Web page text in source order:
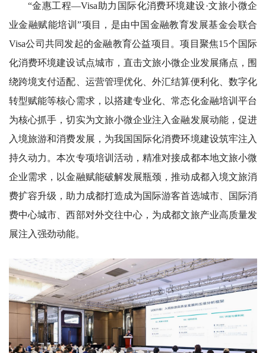
“金惠工程—Visa助力国际化消费环境建设·文旅小微企
业金融赋能培训”项目，是由中国金融教育发展基金会联合
Visa公司共同发起的金融教育公益项目。项目聚焦15个国际
化消费环境建设试点城市，直击文旅小微企业发展痛点，围
绕跨境支付适配、运营管理优化、外汇结算便利化、数字化
转型赋能等核心需求，以搭建专业化、常态化金融培训平台
为核心抓手，切实为文旅小微企业注入金融发展动能，促进
入境旅游和消费发展，为我国国际化消费环境建设筑牢注入
持久动力。本次专项培训活动，精准对接成都本地文旅小微
企业需求，以金融赋能破解发展瓶颈，推动成都入境文旅消
费扩容升级，助力成都打造成为国际游客首选城市、国际消
费中心城市、西部对外交往中心，为成都文旅产业高质量发
展注入强劲动能。